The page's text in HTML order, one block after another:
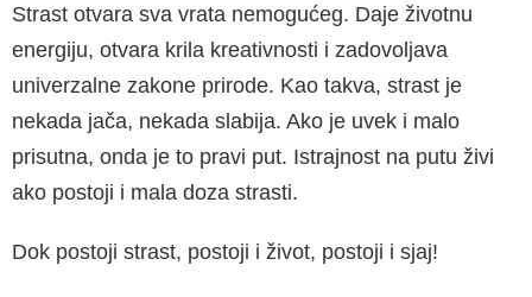
Strast otvara sva vrata nemogućeg. Daje život­nu
energiju, otvara krila kreativnosti i zadovolja­va
univerzalne zakone prirode. Kao takva, strast je
nekada jača, nekada slabija. Ako je uvek i malo
prisutna, onda je to pravi put. Istrajnost na putu živi
ako postoji i mala doza strasti.
Dok postoji strast, postoji i život, postoji i sjaj!